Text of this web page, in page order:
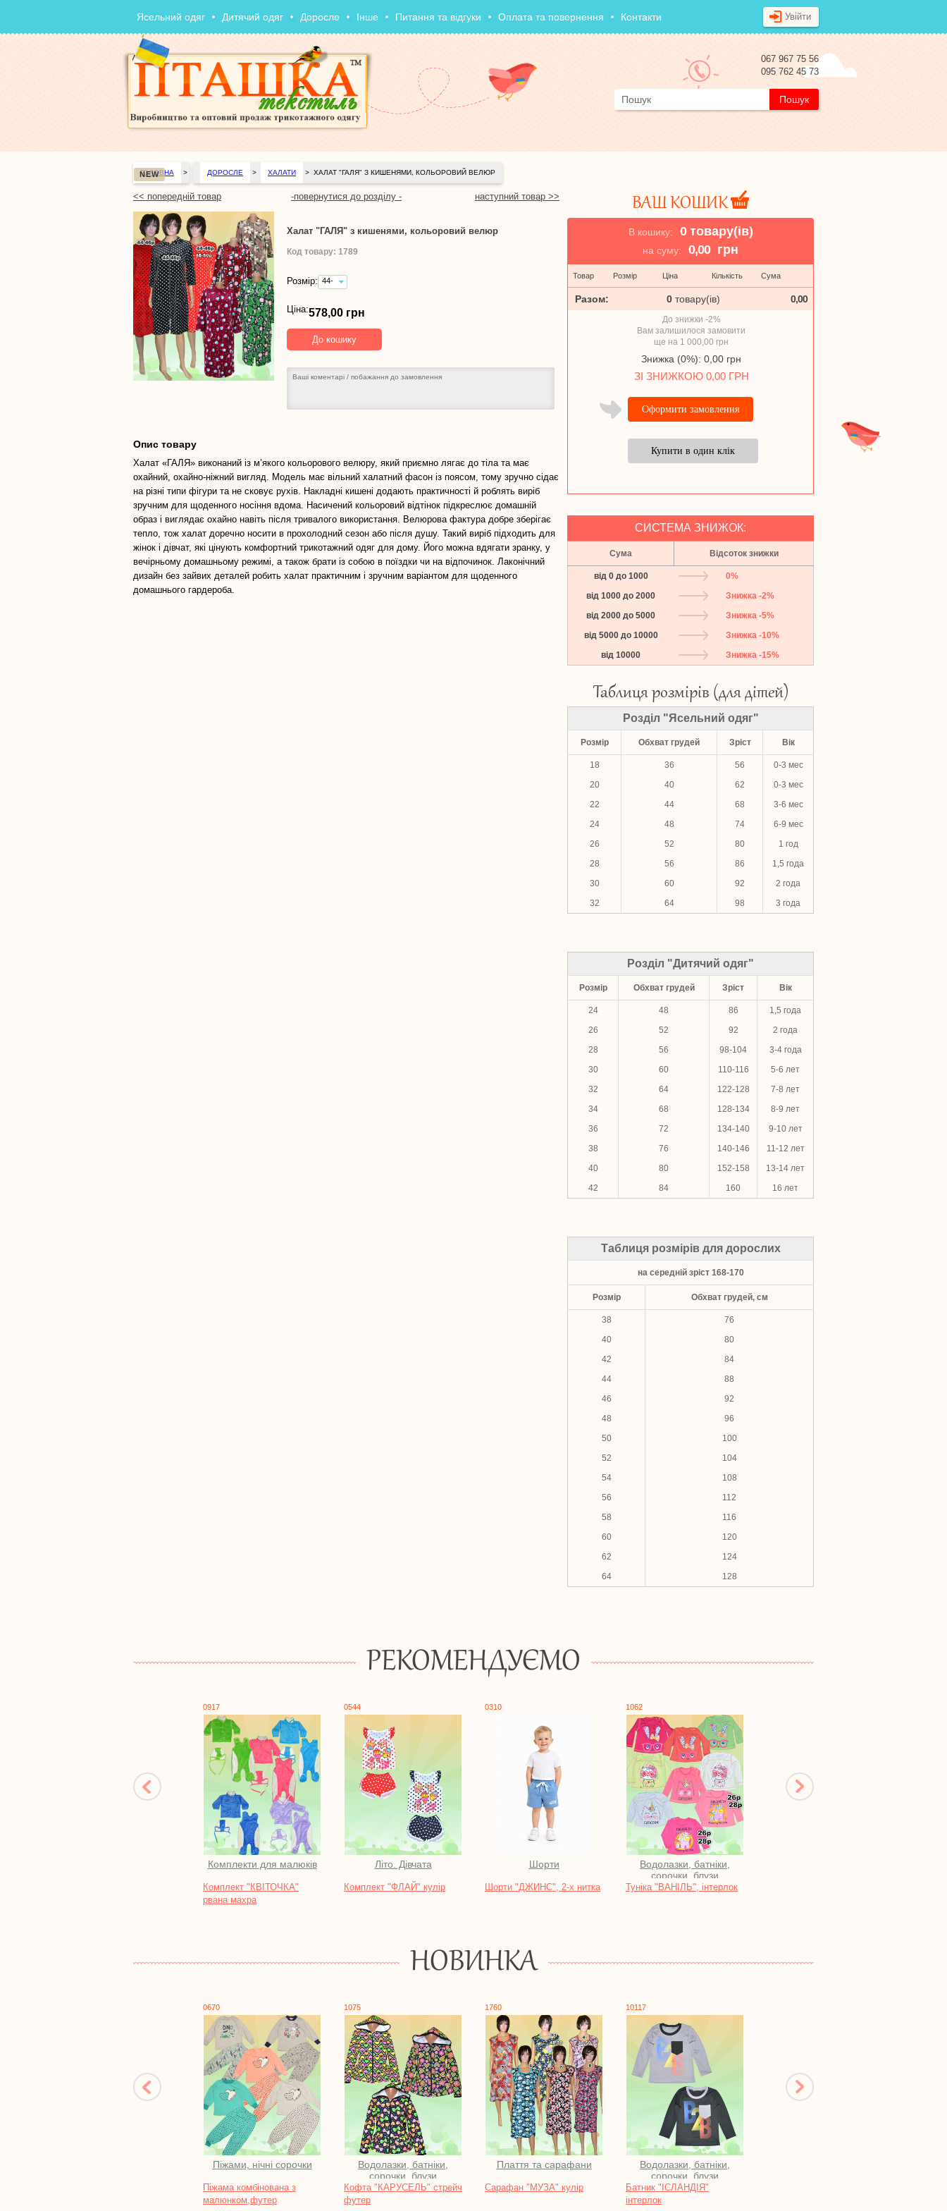
Ясельний одяг Дитячий одяг Доросле Інше Питання та відгуки Оплата та повернення Контакти Увійти
067 967 75 56
095 762 45 73
ГОЛОВНА > ДОРОСЛЕ > ХАЛАТИ > ХАЛАТ "ГАЛЯ" З КИШЕНЯМИ, КОЛЬОРОВИЙ ВЕЛЮР
<< попередній товар -повернутися до розділу - наступний товар >>
NEW
Халат "ГАЛЯ" з кишенями, кольоровий велюр
Код товару: 1789
Розмір: 44-
46 -
грн
Ціна:578,00 грн
До кошику
Опис товару
Халат «ГАЛЯ» виконаний із м’якого кольорового велюру, який приємно лягає до тіла та має
охайний, охайно-ніжний вигляд. Модель має вільний халатний фасон із поясом, тому зручно сідає
на різні типи фігури та не сковує рухів. Накладні кишені додають практичності й роблять виріб
зручним для щоденного носіння вдома. Насичений кольоровий відтінок підкреслює домашній
образ і виглядає охайно навіть після тривалого використання. Велюрова фактура добре зберігає
тепло, тож халат доречно носити в прохолодний сезон або після душу. Такий виріб підходить для
жінок і дівчат, які цінують комфортний трикотажний одяг для дому. Його можна вдягати зранку, у
вечірньому домашньому режимі, а також брати із собою в поїздки чи на відпочинок. Лаконічний
дизайн без зайвих деталей робить халат практичним і зручним варіантом для щоденного
домашнього гардероба.
ВАШ КОШИК
В кошику: 0 товару(ів)
на суму: 0,00 грн
Товар Розмір Ціна Кількість Сума
Разом: 0,00
0 товару(ів)
До знижки -2%
Вам залишилося замовити
ще на 1 000,00 грн
Знижка (0%): 0,00 грн
ЗІ ЗНИЖКОЮ 0,00 ГРН
Телефон
СИСТЕМА ЗНИЖОК:
Сума Відсоток знижки
від 0 до 1000
0%
від 1000 до 2000
Знижка -2%
від 2000 до 5000
Знижка -5%
від 5000 до 10000
Знижка -10%
від 10000
Знижка -15%
Таблиця розмірів (для дітей)
Розділ "Ясельний одяг"
Розмір Обхват грудей Зріст Вік
18 36 56
0-3 мес
20
40 62
0-3 мес
22
44 68
3-6 мес
24
48 74
6-9 мес
26
52 80
1 год
28
56 86
1,5 года
30
60 92
2 года
32
64 98 3 года
Розділ "Дитячий одяг"
Розмір Обхват грудей Зріст Вік
24 48 86
1,5 года
26
52 92
2 года
28
56 98-104
3-4 года
30
60 110-116
5-6 лет
32
64 122-128
7-8 лет
34
68 128-134
8-9 лет
36
72 134-140
9-10 лет
38
76 140-146
11-12 лет
40
80 152-158
13-14 лет
42
84 160 16 лет
Таблиця розмірів для дорослих
на середній зріст 168-170
Розмір Обхват грудей, см
38
76
40
80
42
84
44
88
46
92
48
96
50
100
52
104
54
108
56
112
58
116
60
120
62
124
64
128
РЕКОМЕНДУЄМО
Літо. Дівчата
Комплект "ФЛАЙ" кулір
Шорти
Шорти "ДЖИНС", 2-х нитка
Водолазки, батніки,
Туніка "ВАНІЛЬ", інтерлок
Футболки
Туніка "ГОРОШИНКА",
НОВИНКА
Водолазки, батніки,
Кофта "КАРУСЕЛЬ" стрейч
футер
Плаття та сарафани
Сарафан "МУЗА" кулір
Водолазки, батніки,
Батник "ІСЛАНДІЯ"
Піжами, нічні сорочки
Піжама "ПАНТЕРА" футер